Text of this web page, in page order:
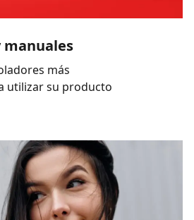
manuales
más
utilizar su producto